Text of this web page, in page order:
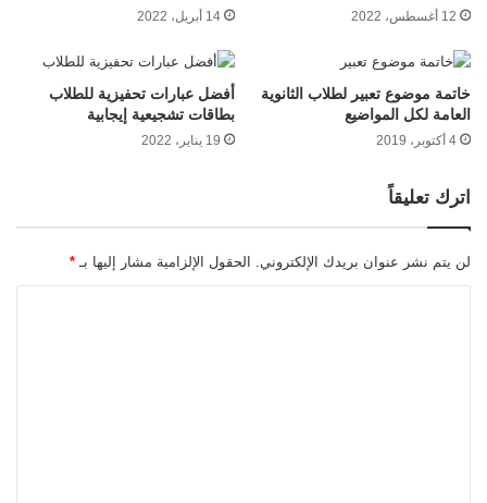
12 أغسطس، 2022 14 أبريل، 2022
خاتمة موضوع تعبير لطلاب الثانوية
العامة لكل المواضيع
4 أكتوبر، 2019
أفضل عبارات تحفيزية للطلاب
بطاقات تشجيعية إيجابية
19 يناير، 2022
اترك تعليقاً
لن يتم نشر عنوان بريدك الإلكتروني. الحقول الإلزامية مشار إليها بـ *